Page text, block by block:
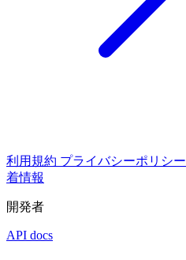
利用規約 プライバシーポリシー
着情報
開発者
API docs